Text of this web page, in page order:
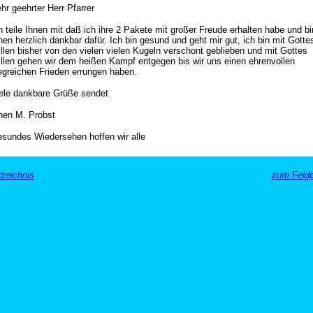
geehrter Herr Pfarrer
teile Ihnen mit daß ich ihre 2 Pakete mit großer Freude erhalten habe und
herzlich dankbar dafür. Ich bin gesund und geht mir gut, ich bin mit
bisher von den vielen vielen Kugeln verschont geblieben und mit Gottes
gehen wir dem heißen Kampf entgegen bis wir uns einen ehrenvollen
Frieden errungen haben.
dankbare Grüße sendet
M. Probst
Wiedersehen hoffen wir alle
zum